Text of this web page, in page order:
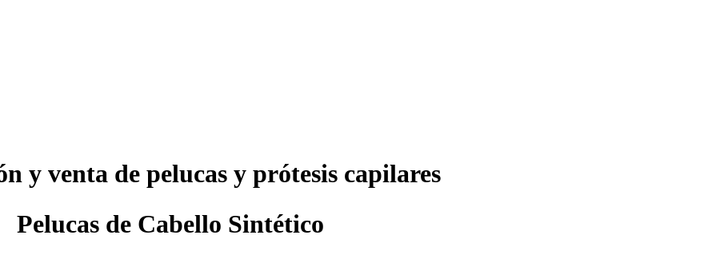
y venta de pelucas y prótesis capilares
Pelucas de Cabello Sintético